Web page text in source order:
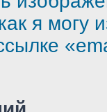
я могу